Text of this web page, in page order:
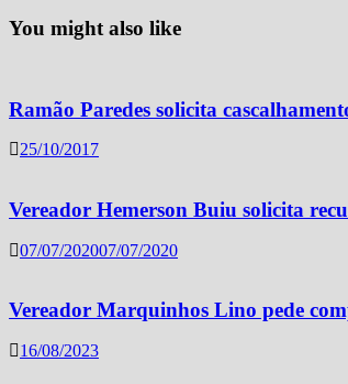
You might also like
Ramão Paredes solicita
25/10/2017
Vereador Hemerson Buiu solicita
07/07/202007/07/2020
Vereador Marquinhos Lino pede
16/08/2023